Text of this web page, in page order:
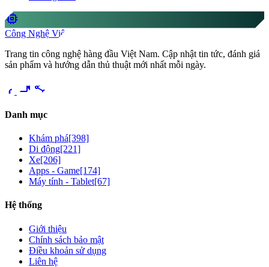
memory
Công Nghệ Việt
Trang tin công nghệ hàng đầu Việt Nam. Cập nhật tin tức, đánh giá
sản phẩm và hướng dẫn thủ thuật mới nhất mỗi ngày.
videocam share
Danh mục
Khám phá[398]
Di động[221]
Xe[206]
Apps - Game[174]
Máy tính - Tablet[67]
Hệ thống
Giới thiệu
Chính sách bảo mật
Điều khoản sử dụng
Liên hệ